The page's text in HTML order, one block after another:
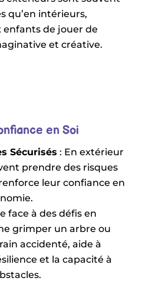
qu’en intérieurs,
de jouer de
et créative.
en Soi
Sécurisés : En extérieur
prendre des risques
leur confiance en
face à des défis en
grimper un arbre ou
accidenté, aide à
et la capacité à